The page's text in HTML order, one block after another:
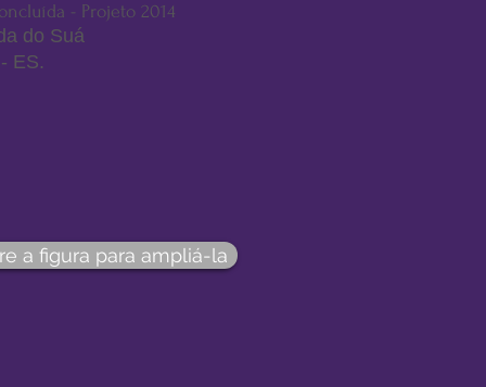
- Projeto 2014
do Suá
ES.
a figura para ampliá-la